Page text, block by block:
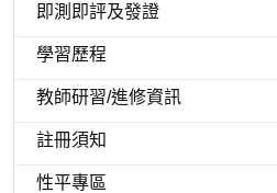
即測即評及發證
學習歷程
教師研習/進修資訊
註冊須知
性平專區